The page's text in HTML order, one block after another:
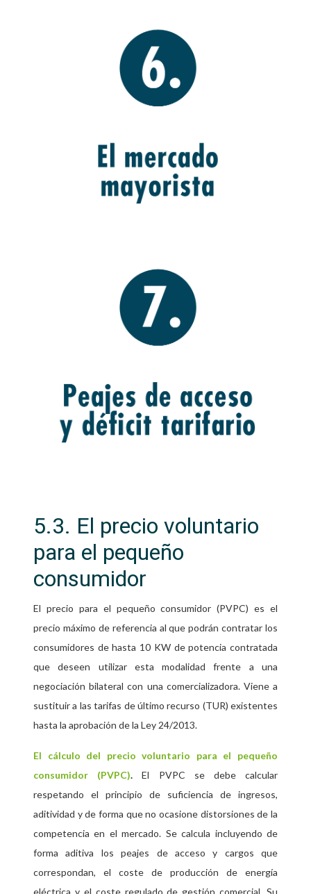
5.3. El precio voluntario
para el pequeño
consumidor
El precio para el pequeño consumidor (PVPC) es el
precio máximo de referencia al que podrán contratar los
consumidores de hasta 10 KW de potencia contratada
que deseen utilizar esta modalidad frente a una
negociación bilateral con una comercializadora. Viene a
sustituir a las tarifas de último recurso (TUR) existentes
hasta la aprobación de la Ley 24/2013.
El cálculo del precio voluntario para el pequeño
consumidor (PVPC).El PVPC se debe calcular
respetando el principio de suficiencia de ingresos,
aditividad y de forma que no ocasione distorsiones de la
competencia en el mercado. Se calcula incluyendo de
forma aditiva los peajes de acceso y cargos que
correspondan, el coste de producción de energía
eléctrica y el coste regulado de gestión comercial. Su